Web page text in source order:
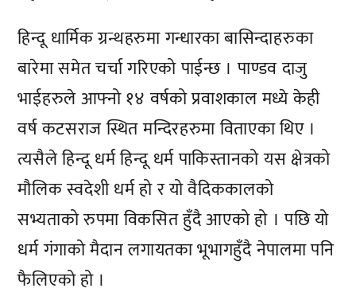
हिन्दू धार्मिक ग्रन्थहरुमा गन्धारका बासिन्दाहरुका
बारेमा समेत चर्चा गरिएको पाईन्छ । पाण्डव दाजु
भाईहरुले आफ्नो १४ वर्षको प्रवाशकाल मध्ये केही
वर्ष कटसराज स्थित मन्दिरहरुमा विताएका थिए ।
त्यसैले हिन्दू धर्म हिन्दू धर्म पाकिस्तानको यस क्षेत्रको
मौलिक स्वदेशी धर्म हो र यो वैदिककालको
सभ्यताको रुपमा विकसित हुँदै आएको हो । पछि यो
धर्म गंगाको मैदान लगायतका भूभागहुँदै नेपालमा पनि
फैलिएको हो ।